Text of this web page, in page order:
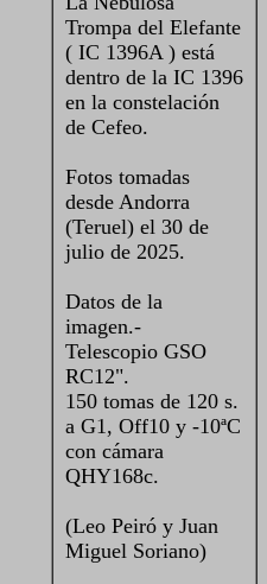
Trompa del Elefante
( IC 1396A ) está
dentro de la IC 1396
en la constelación
de Cefeo.
Fotos tomadas
desde Andorra
(Teruel) el 30 de
julio de 2025.
Datos de la
imagen.-
Telescopio GSO
RC12".
150 tomas de 120 s.
a G1, Off10 y -10ªC
con cámara
QHY168c.
(Leo Peiró y Juan
Miguel Soriano)